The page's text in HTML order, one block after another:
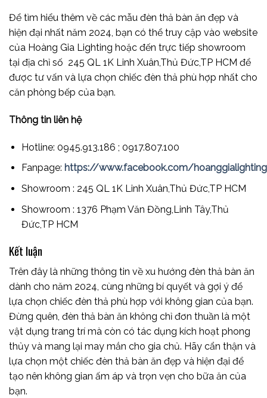
Để tìm hiểu thêm về các mẫu đèn thả bàn ăn đẹp và
hiện đại nhất năm 2024, bạn có thể truy cập vào website
của Hoàng Gia Lighting hoặc đến trực tiếp showroom
tại địa chỉ số 245 QL 1K Linh Xuân,Thủ Đức,TP HCM để
được tư vấn và lựa chọn chiếc đèn thả phù hợp nhất cho
căn phòng bếp của bạn.
Thông tin liên hệ
Hotline: 0945.913.186 ; 0917.807.100
Fanpage: https://www.facebook.com/
Showroom : 245 QL 1K Linh Xuân,Thủ Đức,TP HCM
Showroom : 1376 Phạm Văn Đồng,Linh Tây,Thủ
Đức,TP HCM
Kết luận
Trên đây là những thông tin về xu hướng đèn thả bàn ăn
dành cho năm 2024, cùng những bí quyết và gợi ý để
lựa chọn chiếc đèn thả phù hợp với không gian của bạn.
Đừng quên, đèn thả bàn ăn không chỉ đơn thuần là một
vật dụng trang trí mà còn có tác dụng kích hoạt phong
thủy và mang lại may mắn cho gia chủ. Hãy cẩn thận và
lựa chọn một chiếc đèn thả bàn ăn đẹp và hiện đại để
tạo nên không gian ấm áp và trọn vẹn cho bữa ăn của
bạn.